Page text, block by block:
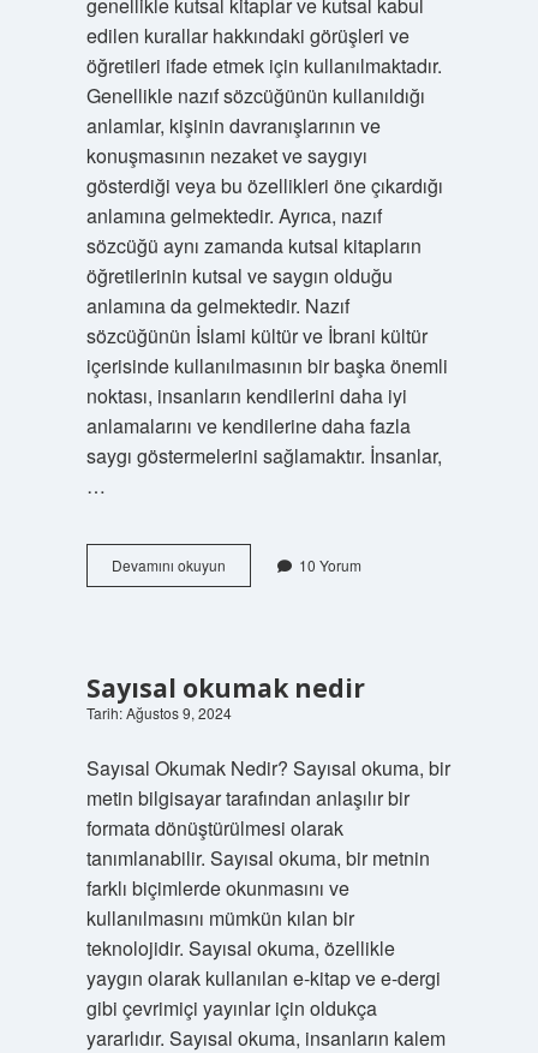
edilen kurallar hakkındaki görüşleri ve
öğretileri ifade etmek için kullanılmaktadır.
Genellikle nazıf sözcüğünün kullanıldığı
anlamlar, kişinin davranışlarının ve
konuşmasının nezaket ve saygıyı
gösterdiği veya bu özellikleri öne çıkardığı
anlamına gelmektedir. Ayrıca, nazıf
sözcüğü aynı zamanda kutsal kitapların
öğretilerinin kutsal ve saygın olduğu
anlamına da gelmektedir. Nazıf
sözcüğünün İslami kültür ve İbrani kültür
içerisinde kullanılmasının bir başka önemli
noktası, insanların kendilerini daha iyi
anlamalarını ve kendilerine daha fazla
saygı göstermelerini sağlamaktır. İnsanlar,
…
Devamını okuyunNazıf
ne
10 Yorum
Sayısal okumak nedir
Tarih: Ağustos 9, 2024
Sayısal Okumak Nedir? Sayısal okuma, bir
metin bilgisayar tarafından anlaşılır bir
formata dönüştürülmesi olarak
tanımlanabilir. Sayısal okuma, bir metnin
farklı biçimlerde okunmasını ve
kullanılmasını mümkün kılan bir
teknolojidir. Sayısal okuma, özellikle
yaygın olarak kullanılan e-kitap ve e-dergi
gibi çevrimiçi yayınlar için oldukça
yararlıdır. Sayısal okuma, insanların kalem